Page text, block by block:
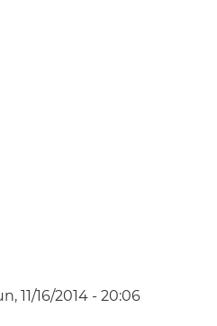
11/16/2014 - 20:06